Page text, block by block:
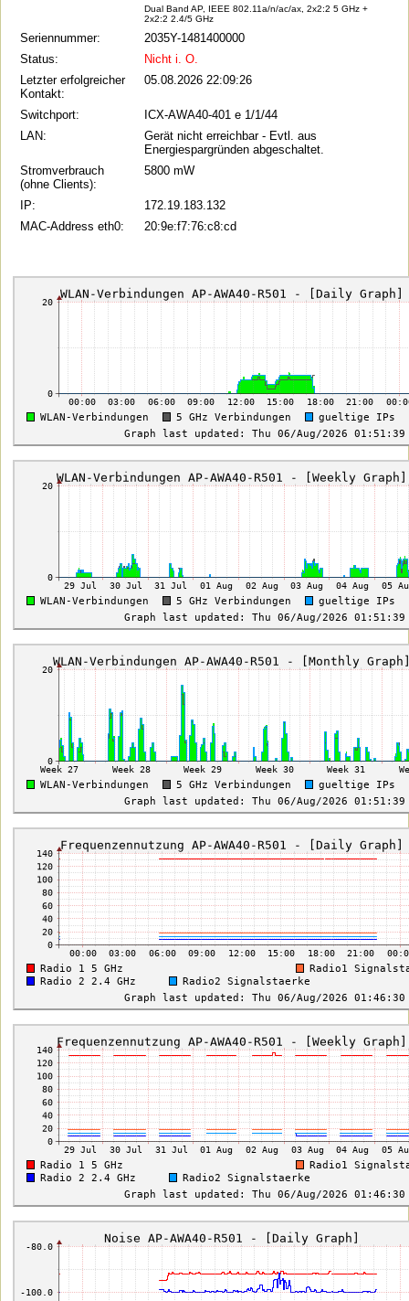
Dual Band AP, IEEE 802.11a/n/ac/ax, 2x2:2 5 GHz +
2x2:2 2.4/5 GHz
Seriennummer:
2035Y-1481400000
Status:
Nicht i. O.
Letzter erfolgreicher
Kontakt:
05.08.2026 22:09:26
Switchport:
ICX-AWA40-401 e 1/1/44
LAN:
Gerät nicht erreichbar - Evtl. aus
Energiespargründen abgeschaltet.
Stromverbrauch
(ohne Clients):
5800 mW
IP:
172.19.183.132
MAC-Address eth0:
20:9e:f7:76:c8:cd